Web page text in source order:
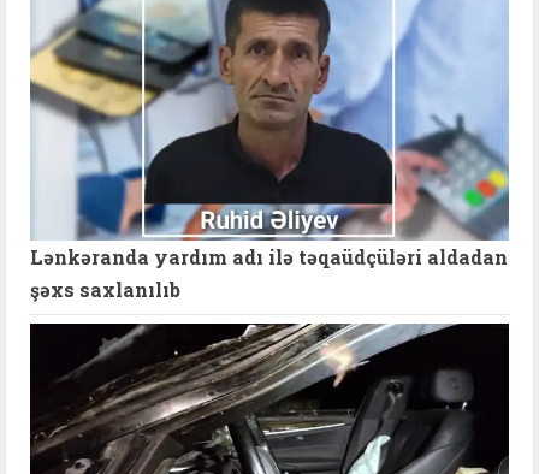
Lənkəranda yardım adı ilə təqaüdçüləri aldadan
şəxs saxlanılıb